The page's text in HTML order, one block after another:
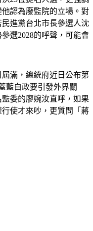
認為廢監院的立場。對
進黨台北市長參選人沈
選2028的呼聲，可能會
滿，總統府近日公布第
藍白政要引發外界關
委的廖婉汝直呼，如果
使才來吵，更質問「蔣